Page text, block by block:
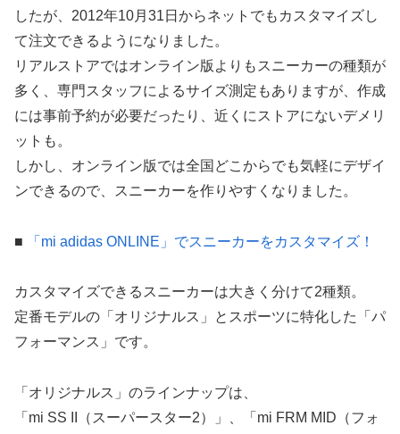
したが、2012年10月31日からネットでもカスタマイズし
て注文できるようになりました。
リアルストアではオンライン版よりもスニーカーの種類が
多く、専門スタッフによるサイズ測定もありますが、作成
には事前予約が必要だったり、近くにストアにないデメリ
ットも。
しかし、オンライン版では全国どこからでも気軽にデザイ
ンできるので、スニーカーを作りやすくなりました。
■ 「mi adidas ONLINE」でスニーカーをカスタマイズ！
カスタマイズできるスニーカーは大きく分けて2種類。
定番モデルの「オリジナルス」とスポーツに特化した「パ
フォーマンス」です。
「オリジナルス」のラインナップは、
「mi SS II（スーパースター2）」、「mi FRM MID（フォ